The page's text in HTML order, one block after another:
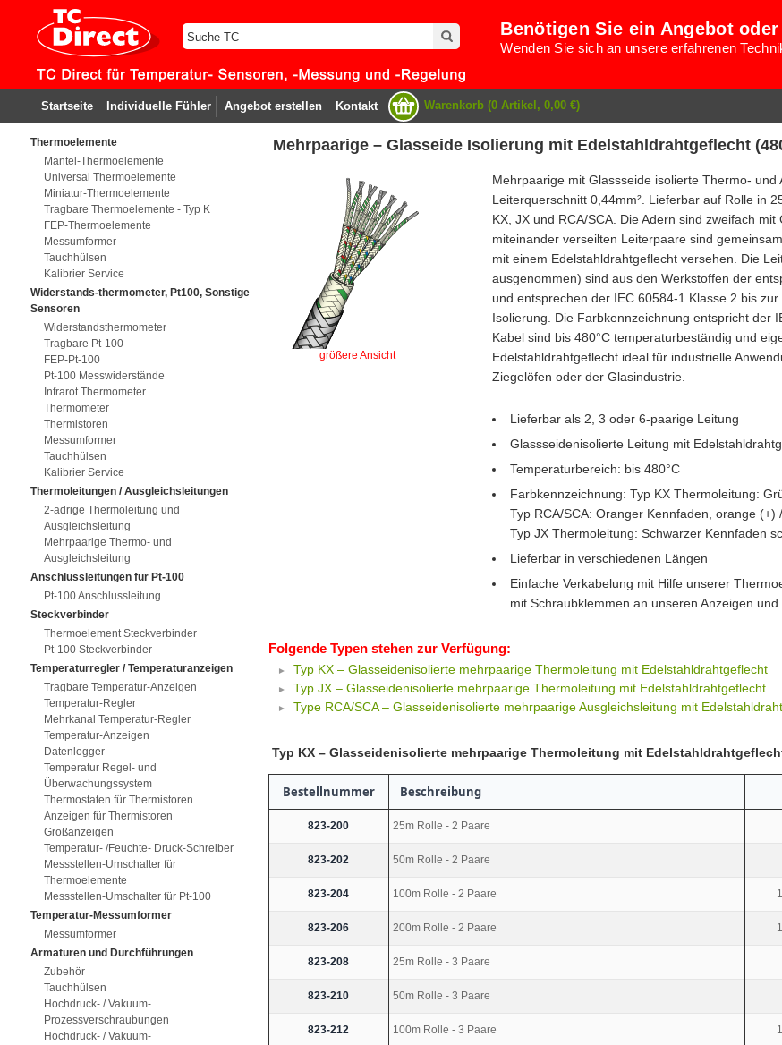
Benötigen Sie ein Angebot
Wenden Sie sich an unsere erfahrenen
Startseite Individuelle Fühler Angebot erstellen Kontakt Warenkorb (0 Artikel, 0,00 €)
Thermoelemente
Mantel-Thermoelemente
Universal Thermoelemente
Miniatur-Thermoelemente
Tragbare Thermoelemente - Typ K
FEP-Thermoelemente
Messumformer
Tauchhülsen
Kalibrier Service
Widerstands-thermometer, Pt100, Sonstige
Sensoren
Widerstandsthermometer
Tragbare Pt-100
FEP-Pt-100
Pt-100 Messwiderstände
Infrarot Thermometer
Thermometer
Thermistoren
Messumformer
Tauchhülsen
Kalibrier Service
Thermoleitungen / Ausgleichsleitungen
2-adrige Thermoleitung und
Ausgleichsleitung
Mehrpaarige Thermo- und
Ausgleichsleitung
Anschlussleitungen für Pt-100
Pt-100 Anschlussleitung
Steckverbinder
Thermoelement Steckverbinder
Pt-100 Steckverbinder
Temperaturregler / Temperaturanzeigen
Tragbare Temperatur-Anzeigen
Temperatur-Regler
Mehrkanal Temperatur-Regler
Temperatur-Anzeigen
Datenlogger
Temperatur Regel- und
Überwachungssystem
Thermostaten für Thermistoren
Anzeigen für Thermistoren
Großanzeigen
Temperatur- /Feuchte- Druck-Schreiber
Messstellen-Umschalter für
Thermoelemente
Messstellen-Umschalter für Pt-100
Temperatur-Messumformer
Messumformer
Armaturen und Durchführungen
Zubehör
Tauchhülsen
Hochdruck- / Vakuum-
Prozessverschraubungen
Hochdruck- / Vakuum-
Mehrpaarige – Glasseide Isolierung mit Edelstahldrahtgeflecht
größere Ansicht
Mehrpaarige mit Glassseide isolierte Thermo-
Leiterquerschnitt 0,44mm². Lieferbar auf Rolle in
KX, JX und RCA/SCA. Die Adern sind zweifach
miteinander verseilten Leiterpaare sind
mit einem Edelstahldrahtgeflecht versehen. Die
ausgenommen) sind aus den Werkstoffen der
und entsprechen der IEC 60584-1 Klasse 2 bis
Isolierung. Die Farbkennzeichnung entspricht der
Kabel sind bis 480°C temperaturbeständig und
Edelstahldrahtgeflecht ideal für industrielle
Ziegelöfen oder der Glasindustrie.
Lieferbar als 2, 3 oder 6-paarige Leitung
Glassseidenisolierte Leitung mit
Temperaturbereich: bis 480°C
Farbkennzeichnung: Typ KX Thermoleitung:
Typ RCA/SCA: Oranger Kennfaden, orange (+)
Typ JX Thermoleitung: Schwarzer Kennfaden
Lieferbar in verschiedenen Längen
Einfache Verkabelung mit Hilfe unserer
mit Schraubklemmen an unseren Anzeigen und
Folgende Typen stehen zur Verfügung:
Typ KX – Glasseidenisolierte mehrpaarige Thermoleitung mit Edelstahldrahtgeflecht
Typ JX – Glasseidenisolierte mehrpaarige Thermoleitung mit Edelstahldrahtgeflecht
Type RCA/SCA – Glasseidenisolierte mehrpaarige Ausgleichsleitung mit
Typ KX – Glasseidenisolierte mehrpaarige Thermoleitung mit
Bestellnummer Beschreibung
823-200 25m Rolle - 2 Paare
823-202 50m Rolle - 2 Paare
823-204 100m Rolle - 2 Paare
823-206 200m Rolle - 2 Paare
823-208 25m Rolle - 3 Paare
823-210 50m Rolle - 3 Paare
823-212 100m Rolle - 3 Paare